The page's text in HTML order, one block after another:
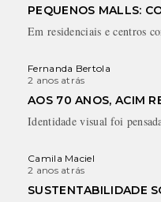
PEQUENOS MALLS:
Em residenciais e centros
Fernanda Bertola
2 anos atrás
AOS 70 ANOS, ACIM
Identidade visual foi
Camila Maciel
2 anos atrás
SUSTENTABILIDADE